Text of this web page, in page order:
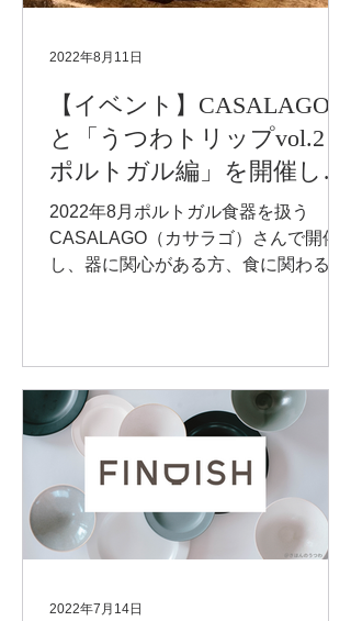
【イベント】CASALAGO様
と「うつわトリップvol.2
ポルトガル編」を開催しま
した
2022年8月ポルトガル食器を扱う
CASALAGO（カサラゴ）さんで開催
し、器に関心がある方、食に関わるお
CASALAGO代表の山田様より、ポル
トガルの文化や食器の様子...
2022年8月11日
2022年7月14日